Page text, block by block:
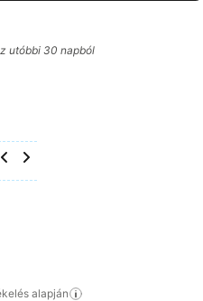
utóbbi 30 napból
alapján